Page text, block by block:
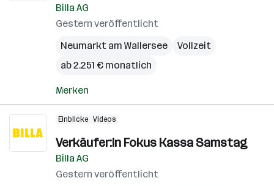
Billa AG
Gestern veröffentlicht
Neumarkt am Wallersee
Vollzeit
ab 2.251 € monatlich
Merken
Einblicke Videos
Verkäufer:in Fokus Kassa Samstag
Billa AG
Gestern veröffentlicht